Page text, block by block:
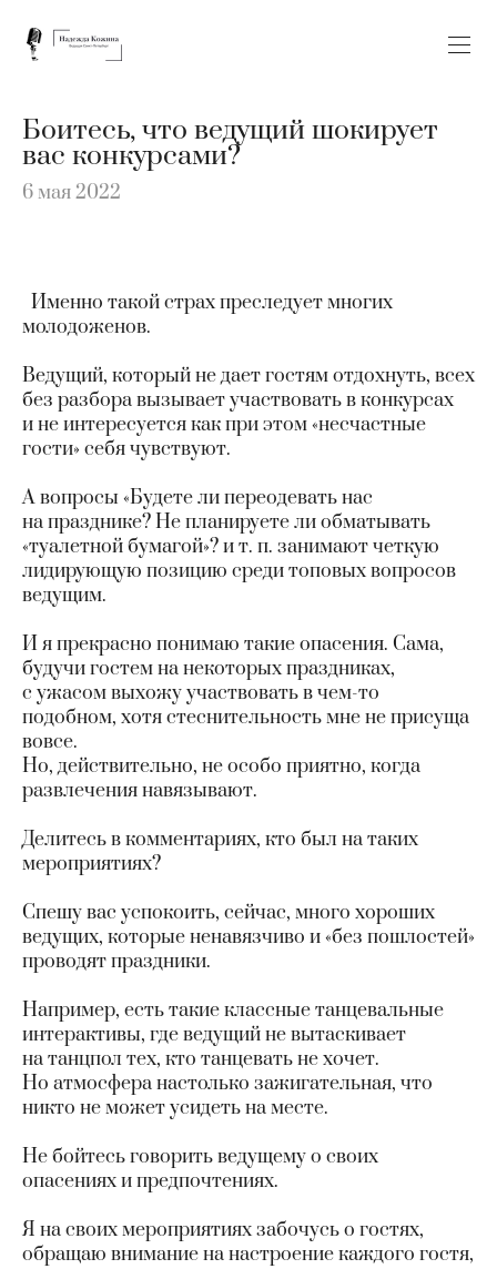
Боитесь, что ведущий шокирует
вас конкурсами?
6 мая 2022
Именно такой страх преследует многих
молодоженов.
Ведущий, который не дает гостям отдохнуть, всех
без разбора вызывает участвовать в конкурсах
и не интересуется как при этом «несчастные
гости» себя чувствуют.
А вопросы «Будете ли переодевать нас
на празднике? Не планируете ли обматывать
«туалетной бумагой»? и т. п. занимают четкую
лидирующую позицию среди топовых вопросов
ведущим.
И я прекрасно понимаю такие опасения. Сама,
будучи гостем на некоторых праздниках,
с ужасом выхожу участвовать в чем-то
подобном, хотя стеснительность мне не присуща
вовсе.
Но, действительно, не особо приятно, когда
развлечения навязывают.
Делитесь в комментариях, кто был на таких
мероприятиях?
Спешу вас успокоить, сейчас, много хороших
ведущих, которые ненавязчиво и «без пошлостей»
проводят праздники.
Например, есть такие классные танцевальные
интерактивы, где ведущий не вытаскивает
на танцпол тех, кто танцевать не хочет.
Но атмосфера настолько зажигательная, что
никто не может усидеть на месте.
Не бойтесь говорить ведущему о своих
опасениях и предпочтениях.
Я на своих мероприятиях забочусь о гостях,
обращаю внимание на настроение каждого гостя,